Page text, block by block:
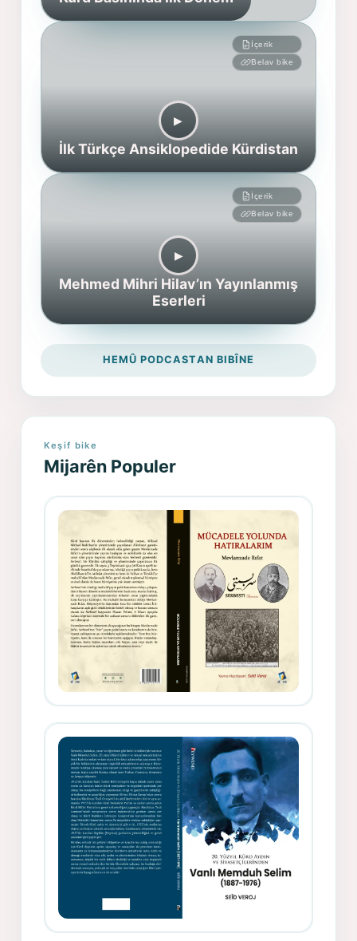
İçerik
Belav bike
▶︎
İlk Türkçe Ansiklopedide Kürdistan
İçerik
Belav bike
▶︎
Mehmed Mihri Hilav’ın Yayınlanmış
Eserleri
HEMÛ PODCASTAN BIBÎNE
Keşif bike
Mijarên Populer